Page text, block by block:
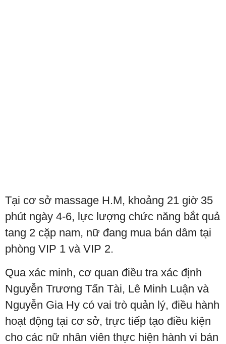
Tại cơ sở massage H.M, khoảng 21 giờ 35
phút ngày 4-6, lực lượng chức năng bắt quả
tang 2 cặp nam, nữ đang mua bán dâm tại
phòng VIP 1 và VIP 2.
Qua xác minh, cơ quan điều tra xác định
Nguyễn Trương Tấn Tài, Lê Minh Luận và
Nguyễn Gia Hy có vai trò quản lý, điều hành
hoạt động tại cơ sở, trực tiếp tạo điều kiện
cho các nữ nhân viên thực hiện hành vi bán